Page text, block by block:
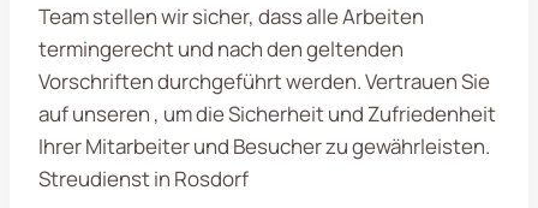
Team stellen wir sicher, dass alle Arbeiten
termingerecht und nach den geltenden
Vorschriften durchgeführt werden. Vertrauen Sie
auf unseren , um die Sicherheit und Zufriedenheit
Ihrer Mitarbeiter und Besucher zu gewährleisten.
Streudienst in Rosdorf